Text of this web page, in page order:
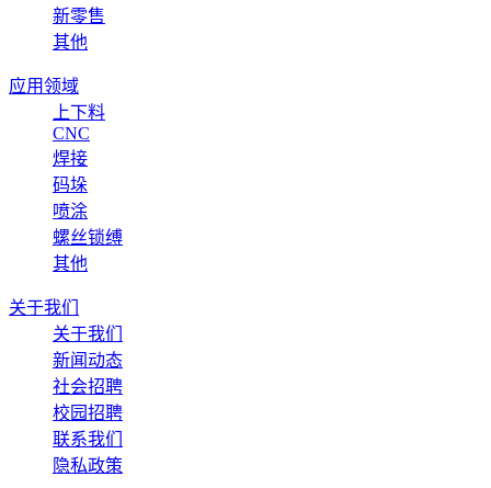
新零售
其他
应用领域
上下料
CNC
焊接
码垛
喷涂
螺丝锁缚
其他
关于我们
关于我们
新闻动态
社会招聘
校园招聘
联系我们
隐私政策